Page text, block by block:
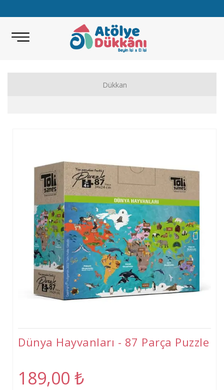
Dükkan
Eğitici Oyunlar
Bilimsel Setler
Kitap
Tişört
Oyuncak
Atölyeler
Gelişim Atölyeleri (2-6 Yaş)
Beceri Atölyeleri(5-12 Yaş)
Dünya Hayvanları - 87 Parça Puzzle
189,00 ₺